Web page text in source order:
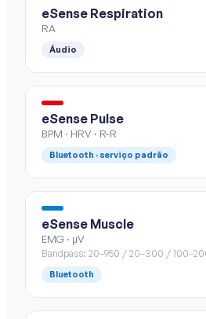
eSense Respiration
RA
Áudio
eSense Pulse
BPM · HRV · R-R
Bluetooth · serviço padrão
eSense Muscle
EMG · µV
Bandpass: 20–950 / 20–300 /
Bluetooth